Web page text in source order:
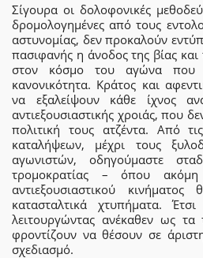
Σίγουρα οι δολοφονικές
δρομολογημένες από τους
αστυνομίας, δεν προκαλούν
πασιφανής η άνοδος της βίας και
στον κόσμο του αγώνα που
κανονικότητα. Κράτος και
να εξαλείψουν κάθε ίχνος
αντιεξουσιαστικής χροιάς, που
πολιτική τους ατζέντα. Από
καταλήψεων, μέχρι τους
αγωνιστών, οδηγούμαστε
τρομοκρατίας – όπου
αντιεξουσιαστικού
κατασταλτικά χτυπήματα.
λειτουργώντας ανέκαθεν ως τα
φροντίζουν να θέσουν σε
σχεδιασμό.